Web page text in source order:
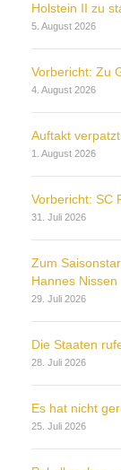
Holstein II zu
5. August 2026
Vorbericht: Zu
4. August 2026
Auftakt
1. August 2026
Vorbericht: SC
31. Juli 2026
Zum
Hannes Nissen
29. Juli 2026
Die Staaten
28. Juli 2026
Es hat nicht
25. Juli 2026